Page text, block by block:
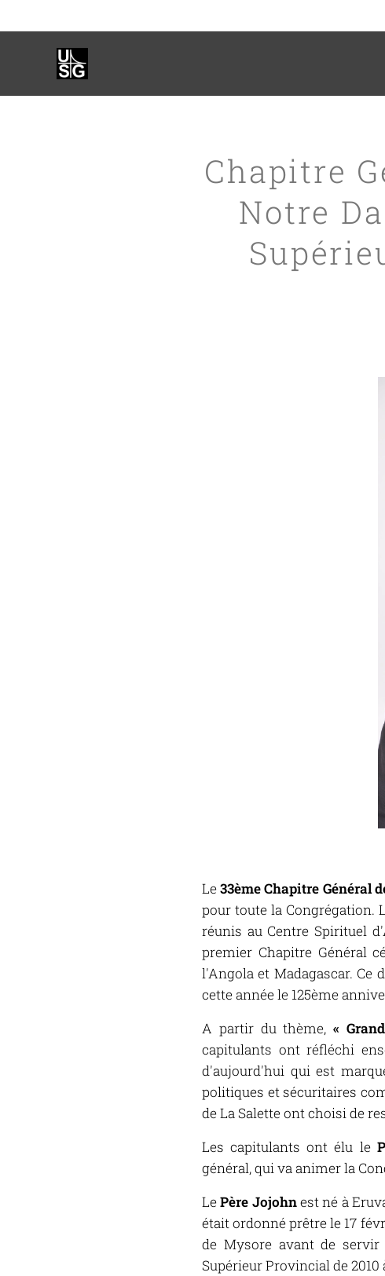
Chapitre
Notre
Le33ème Chapitre Général
pour toute la Congrégation.
réunis au Centre Spirituel
premier Chapitre Général
l'Angola et Madagascar. Ce
cette année le 125ème
A partir du thème,«
capitulants ont réfléchi
d'aujourd'hui qui est
politiques et sécuritaires
de La Salette ont choisi de
Les capitulants ont élu le
général, qui va animer la
LePère Jojohnest né à
était ordonné prêtre le 17
de Mysore avant de
Supérieur Provincial de